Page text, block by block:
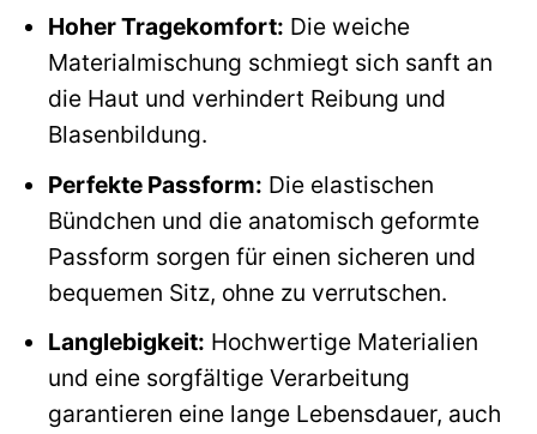
Hoher Tragekomfort: Die weiche
Materialmischung schmiegt sich sanft an
die Haut und verhindert Reibung und
Blasenbildung.
Perfekte Passform: Die elastischen
Bündchen und die anatomisch geformte
Passform sorgen für einen sicheren und
bequemen Sitz, ohne zu verrutschen.
Langlebigkeit: Hochwertige Materialien
und eine sorgfältige Verarbeitung
garantieren eine lange Lebensdauer, auch